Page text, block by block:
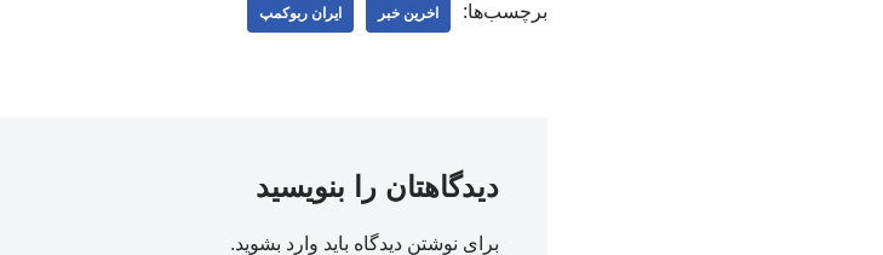
برچسب‌ها: اخرین خبر ایران ربوکمپ
دیدگاهتان را بنویسید
برای نوشتن دیدگاه باید وارد بشوید.